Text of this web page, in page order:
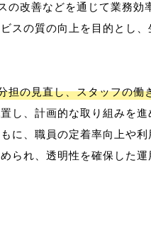
改善などを通じて業務効
スの質の向上を目的とし
担の見直し、スタッフの働
し、計画的な取り組みを
に、職員の定着率向上や